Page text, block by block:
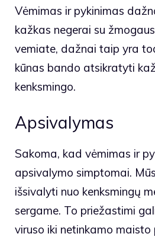
Vėmimas ir pykinimas
kažkas negerai su
vemiate, dažnai taip yra
kūnas bando atsikratyti
kenksmingo.
Apsivalymas
Sakoma, kad vėmimas ir
apsivalymo simptomai.
išsivalyti nuo kenksmingų
sergame. To priežastimi
viruso iki netinkamo maisto